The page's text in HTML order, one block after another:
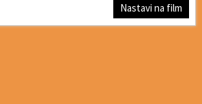
Nastavi na film